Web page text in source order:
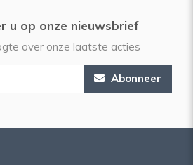
u op onze nieuwsbrief
over onze laatste acties
Abonneer